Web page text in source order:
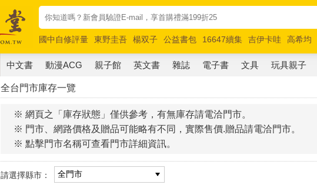
國中自修評量 東野圭吾 楊双子 公益書包 16647續集 吉伊卡哇 高希均
唯紅花綻放
奧德賽 路邊攤新作 馬斯克 玩具總動員5 超慢跑
中文書 動漫ACG 親子館 英文書 雜誌 電子書 文具 玩具親子
全台門市庫存一覽
※ 網頁之「庫存狀態」僅供參考，有無庫存請電洽門市。
※ 門市、網路價格及贈品可能略有不同，實際售價.贈品請電洽門市。
※ 點擊門市名稱可查看門市詳細資訊。
請選擇縣市：